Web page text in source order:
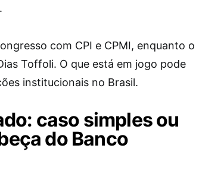
com CPI e CPMI, enquanto o
Toffoli. O que está em jogo pode
institucionais no Brasil.
caso simples ou
do Banco